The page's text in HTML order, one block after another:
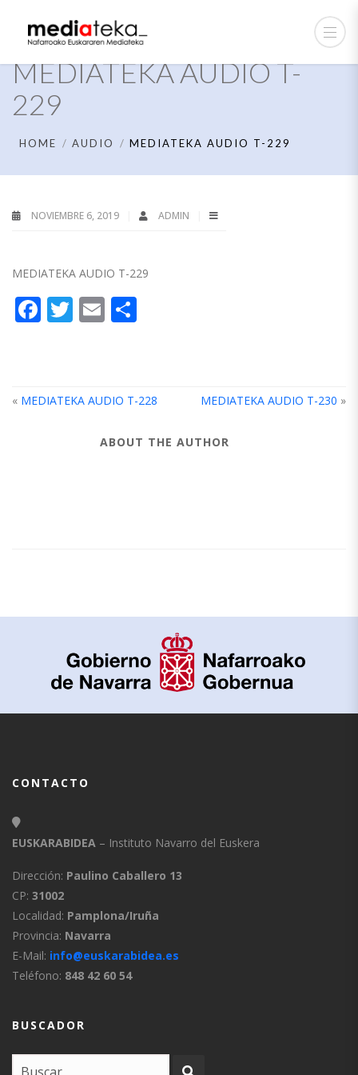
MEDIATEKA AUDIO T-
229
HOME AUDIO MEDIATEKA AUDIO T-229
NOVIEMBRE 6, 2019 ADMIN
MEDIATEKA AUDIO T-229
Facebook
Twitter
Email
« MEDIATEKA AUDIO T-228 MEDIATEKA AUDIO T-230 »
ABOUT THE AUTHOR
CONTACTO
EUSKARABIDEA – Instituto Navarro del Euskera
Dirección: Paulino Caballero 13
CP: 31002
Localidad: Pamplona/Iruña
Provincia: Navarra
E-Mail: info@euskarabidea.es
Teléfono: 848 42 60 54
BUSCADOR